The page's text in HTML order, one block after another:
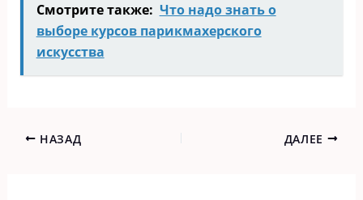
Смотрите также: Что надо знать о
выборе курсов парикмахерского
искусства
НАЗАД ДАЛЕЕ